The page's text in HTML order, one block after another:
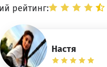
рейтинг:
Настя